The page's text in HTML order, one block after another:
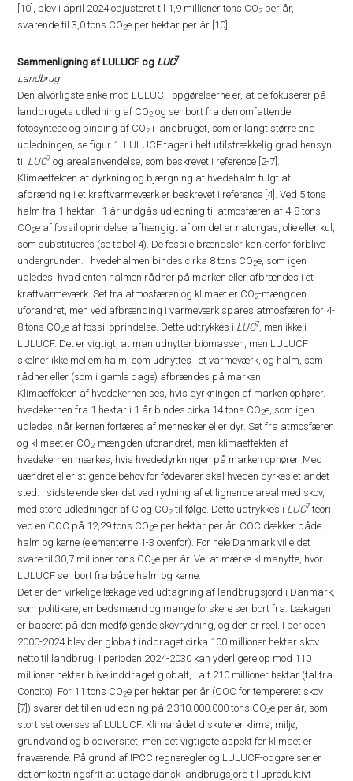
[10], blev i april 2024 opjusteret til 1,9 millioner tons CO2 per år,
svarende til 3,0 tons CO2e per hektar per år [10].
Sammenligning af LULUCF og LUC7
Landbrug
Den alvorligste anke mod LULUCF-opgørelserne er, at de fokuserer på
landbrugets udledning af CO2 og ser bort fra den omfattende
fotosyntese og binding af CO2 i landbruget, som er langt større end
udledningen, se figur 1. LULUCF tager i helt utilstrækkelig grad hensyn
til LUC7 og arealanvendelse, som beskrevet i reference [2-7].
Klimaeffekten af dyrkning og bjærgning af hvedehalm fulgt af
afbrænding i et kraftvarmeværk er beskrevet i reference [4]. Ved 5 tons
halm fra 1 hektar i 1 år undgås udledning til atmosfæren af 4-8 tons
CO2e af fossil oprindelse, afhængigt af om det er naturgas, olie eller kul,
som substitueres (se tabel 4). De fossile brændsler kan derfor forblive i
undergrunden. I hvedehalmen bindes cirka 8 tons CO2e, som igen
udledes, hvad enten halmen rådner på marken eller afbrændes i et
kraftvarmeværk. Set fra atmosfæren og klimaet er CO2-mængden
uforandret, men ved afbrænding i varmeværk spares atmosfæren for 4-
8 tons CO2e af fossil oprindelse. Dette udtrykkes i LUC7, men ikke i
LULUCF. Det er vigtigt, at man udnytter biomassen, men LULUCF
skelner ikke mellem halm, som udnyttes i et varmeværk, og halm, som
rådner eller (som i gamle dage) afbrændes på marken.
Klimaeffekten af hvedekernen ses, hvis dyrkningen af marken ophører. I
hvedekernen fra 1 hektar i 1 år bindes cirka 14 tons CO2e, som igen
udledes, når kernen fortæres af mennesker eller dyr. Set fra atmosfæren
og klimaet er CO2-mængden uforandret, men klimaeffekten af
hvedekernen mærkes, hvis hvededyrkningen på marken ophører. Med
uændret eller stigende behov for fødevarer skal hveden dyrkes et andet
sted. I sidste ende sker det ved rydning af et lignende areal med skov,
med store udledninger af C og CO2til følge. Dette udtrykkes i LUC7teori
ved en COC på 12,29 tons CO2e per hektar per år. COC dækker både
halm og kerne (elementerne 1-3 ovenfor). For hele Danmark ville det
svare til 30,7 millioner tons CO2e per år. Vel at mærke klimanytte, hvor
LULUCF ser bort fra både halm og kerne.
Det er den virkelige lækage ved udtagning af landbrugsjord i Danmark,
som politikere, embedsmænd og mange forskere ser bort fra. Lækagen
er baseret på den medfølgende skovrydning, og den er reel. I perioden
2000-2024 blev der globalt inddraget cirka 100 millioner hektar skov
netto til landbrug. I perioden 2024-2030 kan yderligere op mod 110
millioner hektar blive inddraget globalt, i alt 210 millioner hektar (tal fra
Concito). For 11 tons CO2e per hektar per år (COC for tempereret skov
[7]) svarer det til en udledning på 2.310.000.000 tons CO2e per år, som
stort set overses af LULUCF. Klimarådet diskuterer klima, miljø,
grundvand og biodiversitet, men det vigtigste aspekt for klimaet er
fraværende. På grund af IPCC regneregler og LULUCF-opgørelser er
det omkostningsfrit at udtage dansk landbrugsjord til uproduktivt